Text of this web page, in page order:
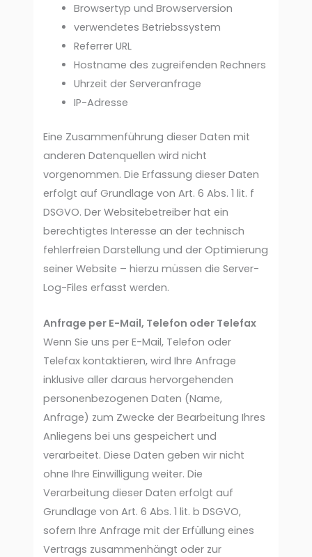
Browsertyp und Browserversion
verwendetes Betriebssystem
Referrer URL
Hostname des zugreifenden Rechners
Uhrzeit der Serveranfrage
IP-Adresse
Eine Zusammenführung dieser Daten mit
anderen Datenquellen wird nicht
vorgenommen. Die Erfassung dieser Daten
erfolgt auf Grundlage von Art. 6 Abs. 1 lit. f
DSGVO. Der Websitebetreiber hat ein
berechtigtes Interesse an der technisch
fehlerfreien Darstellung und der Optimierung
seiner Website – hierzu müssen die Server-
Log-Files erfasst werden.
Anfrage per E-Mail, Telefon oder Telefax
Wenn Sie uns per E-Mail, Telefon oder
Telefax kontaktieren, wird Ihre Anfrage
inklusive aller daraus hervorgehenden
personenbezogenen Daten (Name,
Anfrage) zum Zwecke der Bearbeitung Ihres
Anliegens bei uns gespeichert und
verarbeitet. Diese Daten geben wir nicht
ohne Ihre Einwilligung weiter. Die
Verarbeitung dieser Daten erfolgt auf
Grundlage von Art. 6 Abs. 1 lit. b DSGVO,
sofern Ihre Anfrage mit der Erfüllung eines
Vertrags zusammenhängt oder zur